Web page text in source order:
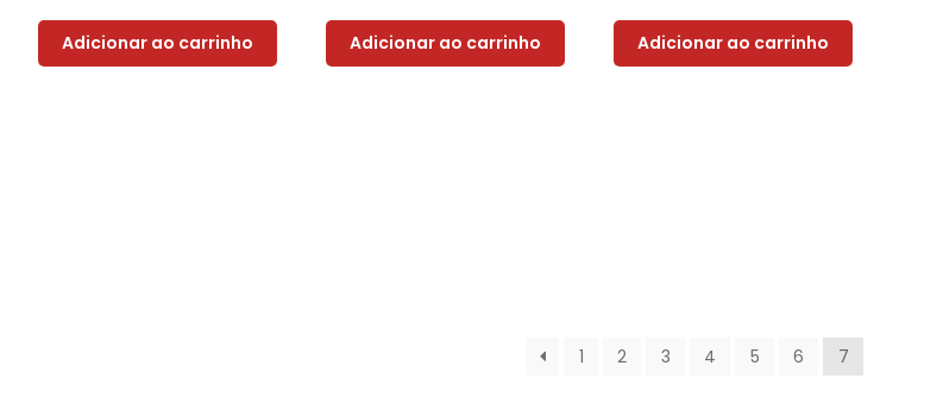
Adicionar ao carrinho Adicionar ao carrinho Adicionar ao carrinho
1 2 3 4 5 6 7